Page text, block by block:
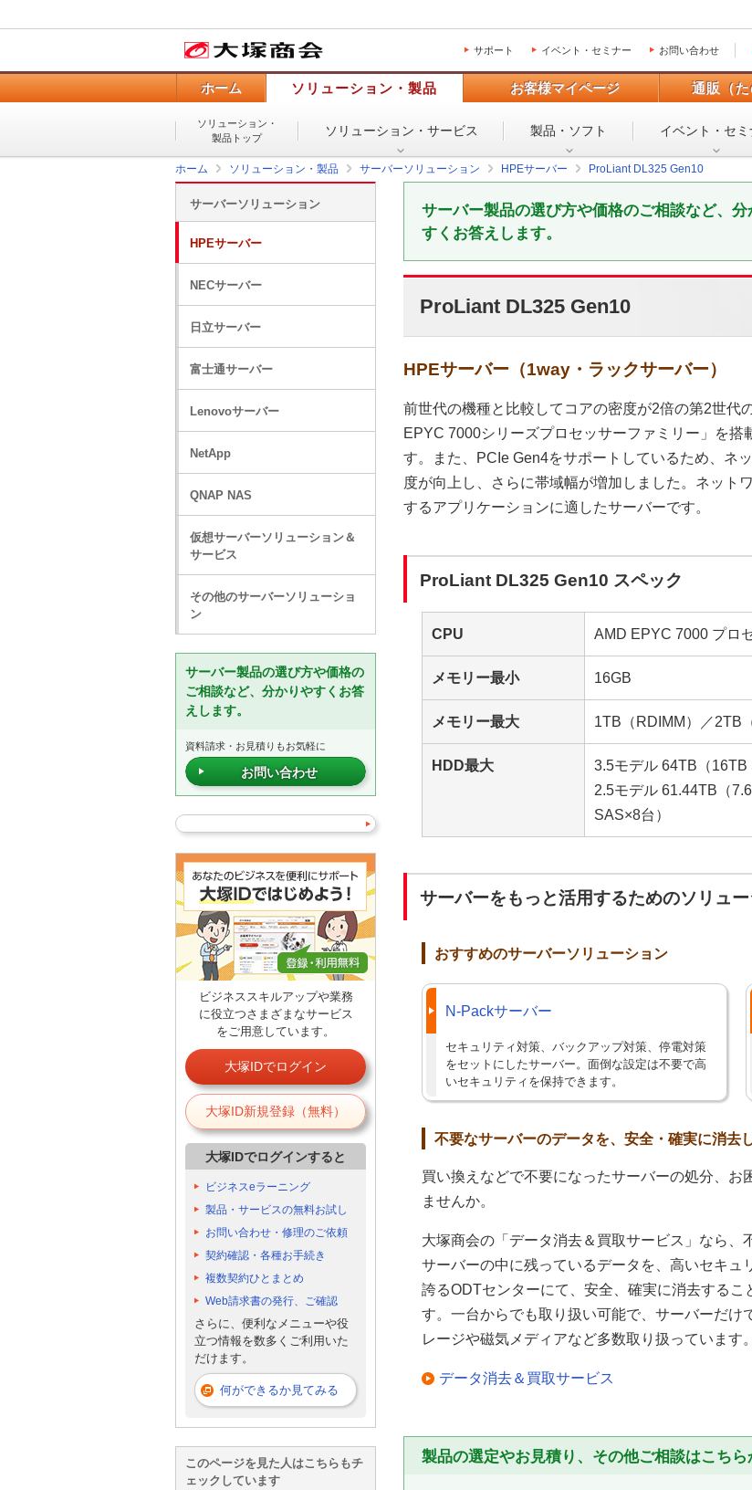
サポート イベント・セミナー お問い合わせ
ホーム ソリューション・製品 お客様マイページ 通販（た
ソリューション・
製品トップ
ソリューション・ サービス 製品・ソフト イベント・ セミ
ホーム ソリューション・製品 サーバーソリューション HPEサーバー ProLiant DL325 Gen10
サーバー製品の選び方や価格のご相談など、分
すくお答えします。
ProLiant DL325 Gen10
HPEサーバー（1way・ラックサーバー）
前世代の機種と比較してコアの密度が2倍の第2世代
EPYC 7000シリーズプロセッサーファミリー」を搭
す。また、PCIe Gen4をサポートしているため、ネ
度が向上し、さらに帯域幅が増加しました。ネット
するアプリケーションに適したサーバーです。
ProLiant DL325 Gen10 スペック
CPU AMD EPYC 7000 プロ
メモリー最小 16GB
メモリー最大 1TB（RDIMM）／2TB
HDD最大
3.5モデル 64TB（16TB
2.5モデル 61.44TB（
SAS×8台）
サーバーをもっと活用するためのソリュ
おすすめのサーバーソリューション
N-Packサーバー
セキュリティ対策、バックアップ対策、停電対策
をセットにしたサーバー。面倒な設定は不要で高
いセキュリティを保持できます。
不要なサーバーのデータを、安全・確実に消去
買い換えなどで不要になったサーバーの処分、お
ませんか。
大塚商会の「データ消去＆買取サービス」なら、
サーバーの中に残っているデータを、高いセキュ
誇るODTセンターにて、安全、確実に消去するこ
す。一台からでも取り扱い可能で、サーバーだけ
レージや磁気メディアなど多数取り扱っています。
データ消去＆買取サービス
製品の選定やお見積り、その他ご相談はこちら
サーバーソリューション
HPEサーバー
NECサーバー
日立サーバー
富士通サーバー
Lenovoサーバー
NetApp
QNAP NAS
仮想サーバーソリューション＆
サービス
その他のサーバーソリューショ
ン
サーバー製品の選び方や価格の
ご相談など、分かりやすくお答
えします。
資料請求・お見積りもお気軽に
お問い合わせ
ビジネススキルアップや業務
に役立つさまざまなサービス
をご用意しています。
大塚IDでログイン
大塚ID新規登録（無料）
大塚IDでログインすると
ビジネスeラーニング
製品・サービスの無料お試し
お問い合わせ・修理のご依頼
契約確認・各種お手続き
複数契約ひとまとめ
Web請求書の発行、ご確認
さらに、便利なメニューや役
立つ情報を数多くご利用いた
だけます。
何ができるか見てみる
このページを見た人はこちらもチ
ェックしています